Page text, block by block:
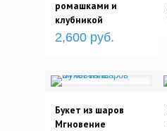
ромашками и
клубникой
2,600 руб.
Букет из шаров
Мгновение